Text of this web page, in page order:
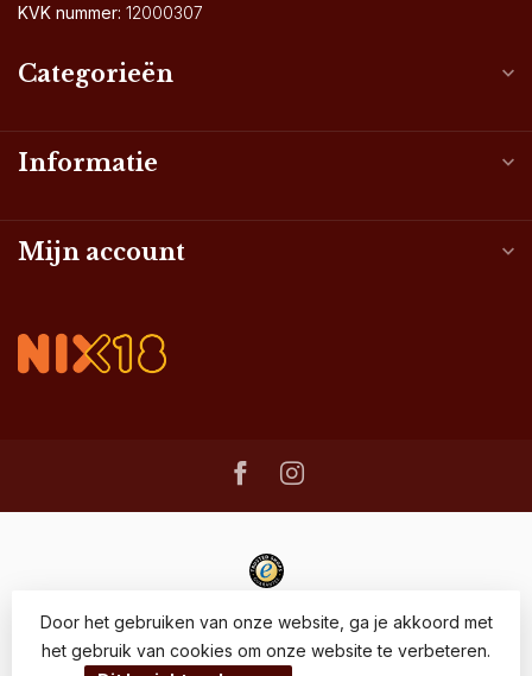
KVK nummer: 12000307
Categorieën
Informatie
Mijn account
Door het gebruiken van onze website, ga je akkoord met
het gebruik van cookies om onze website te verbeteren.